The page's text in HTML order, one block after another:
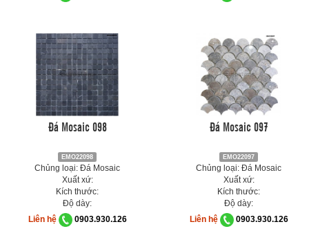
Đá Mosaic 098
EMO22098
Chủng loại: Đá Mosaic
Xuất xứ:
Kích thước:
Độ dày:
Liên hệ
0903.930.126
Đá Mosaic 097
EMO22097
Chủng loại: Đá Mosaic
Xuất xứ:
Kích thước:
Độ dày:
Liên hệ
0903.930.126